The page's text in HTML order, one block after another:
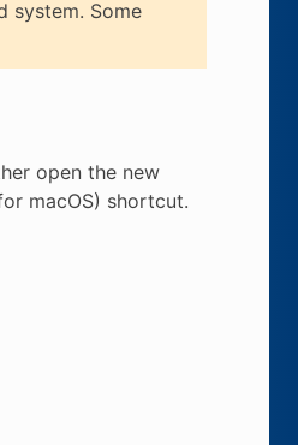
system. Some
open the new
macOS) shortcut.